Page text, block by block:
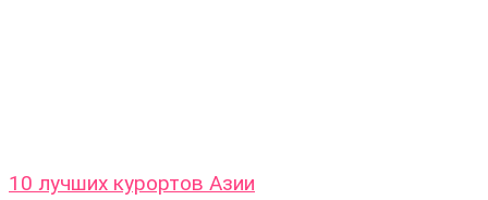
10 лучших курортов Азии